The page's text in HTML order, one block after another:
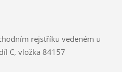
rejstříku vedeném u
C, vložka 84157